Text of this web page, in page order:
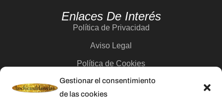
Gestionar el consentimiento
de las cookies
Enlaces De Interés
Política de Privacidad
Aviso Legal
Política de Cookies
Contacto